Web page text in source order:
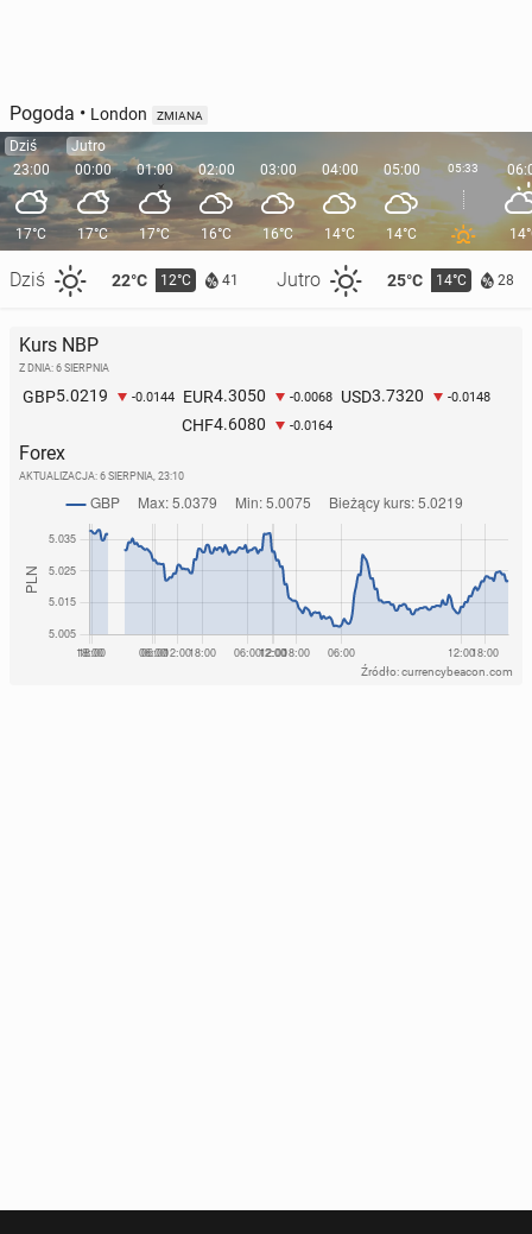
Pogoda • London ZMIANA
Dziś
23:00
17°C
Dziś 22°C 12°C 41 Jutro 25°C 14°C 28
Jutro
00:00
17°C
01:00
17°C
02:00
16°C
03:00
16°C
04:00
14°C
05:00
14°C
05:33
Kurs NBP
Z DNIA: 6 SIERPNIA
GBP5.0219 -0.0144 EUR4.3050 -0.0068 USD3.7320 -0.0148
CHF4.6080 -0.0164
Forex
AKTUALIZACJA: 6 SIERPNIA, 23:10
Źródło: currencybeacon.com